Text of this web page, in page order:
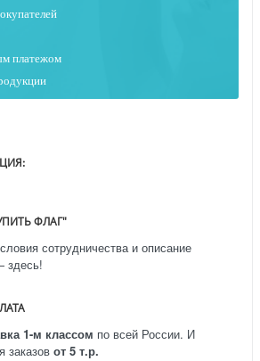
платежом
ФЛАГ"
сотрудничества и описание
здесь!
1-м классом по всей России. И
заказов от 5 т.р.